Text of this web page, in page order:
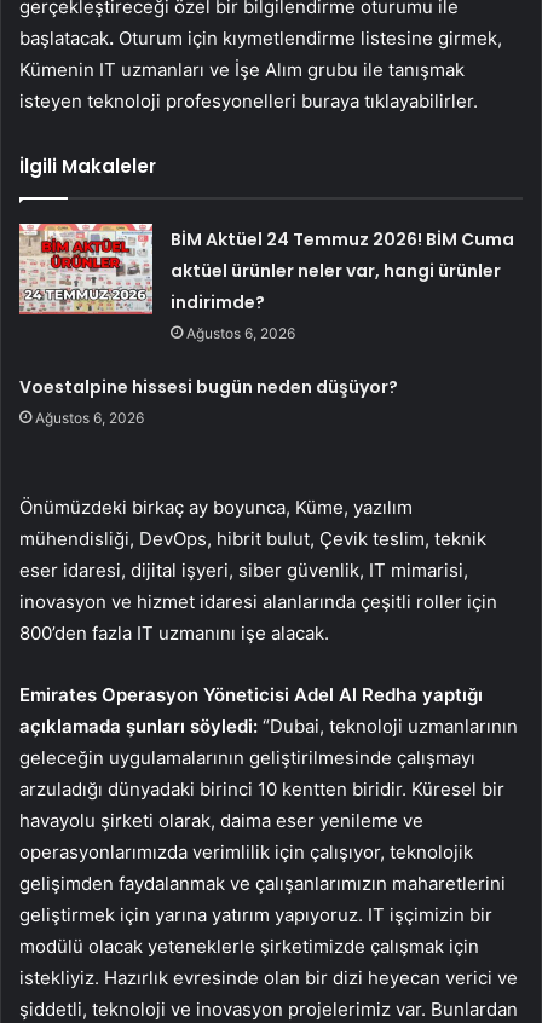
gerçekleştireceği özel bir bilgilendirme oturumu ile
başlatacak. Oturum için kıymetlendirme listesine girmek,
Kümenin IT uzmanları ve İşe Alım grubu ile tanışmak
isteyen teknoloji profesyonelleri buraya tıklayabilirler.
İlgili Makaleler
BİM Aktüel 24 Temmuz 2026! BİM Cuma
aktüel ürünler neler var, hangi ürünler
indirimde?
Ağustos 6, 2026
Voestalpine hissesi bugün neden düşüyor?
Ağustos 6, 2026
Önümüzdeki birkaç ay boyunca, Küme, yazılım
mühendisliği, DevOps, hibrit bulut, Çevik teslim, teknik
eser idaresi, dijital işyeri, siber güvenlik, IT mimarisi,
inovasyon ve hizmet idaresi alanlarında çeşitli roller için
800’den fazla IT uzmanını işe alacak.
Emirates Operasyon Yöneticisi Adel Al Redha yaptığı
açıklamada şunları söyledi: “Dubai, teknoloji uzmanlarının
geleceğin uygulamalarının geliştirilmesinde çalışmayı
arzuladığı dünyadaki birinci 10 kentten biridir. Küresel bir
havayolu şirketi olarak, daima eser yenileme ve
operasyonlarımızda verimlilik için çalışıyor, teknolojik
gelişimden faydalanmak ve çalışanlarımızın maharetlerini
geliştirmek için yarına yatırım yapıyoruz. IT işçimizin bir
modülü olacak yeteneklerle şirketimizde çalışmak için
istekliyiz. Hazırlık evresinde olan bir dizi heyecan verici ve
şiddetli, teknoloji ve inovasyon projelerimiz var. Bunlardan